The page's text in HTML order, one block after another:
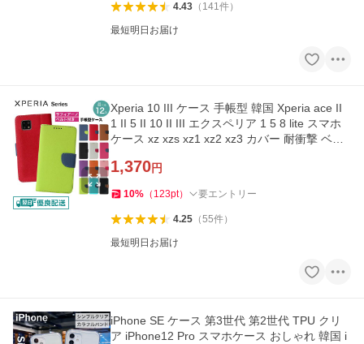
4.43（ 141件）
最短明日お届け
Xperia 10 III ケース 手帳型 韓国 Xperia ace II
1 II 5 II 10 II III エクスペリア 1 5 8 lite スマホ
ケース xz xzs xz1 xz2 xz3 カバー 耐衝撃 ベル
1,370円
10% （ 123pt） 要エントリー
4.25（55件）
最短明日お届け
iPhone SE ケース 第3世代 第2世代 TPU クリ
ア iPhone12 Pro スマホケース おしゃれ 韓国 i